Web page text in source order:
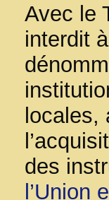
Avec le
interdit
locales,
des
l’Union